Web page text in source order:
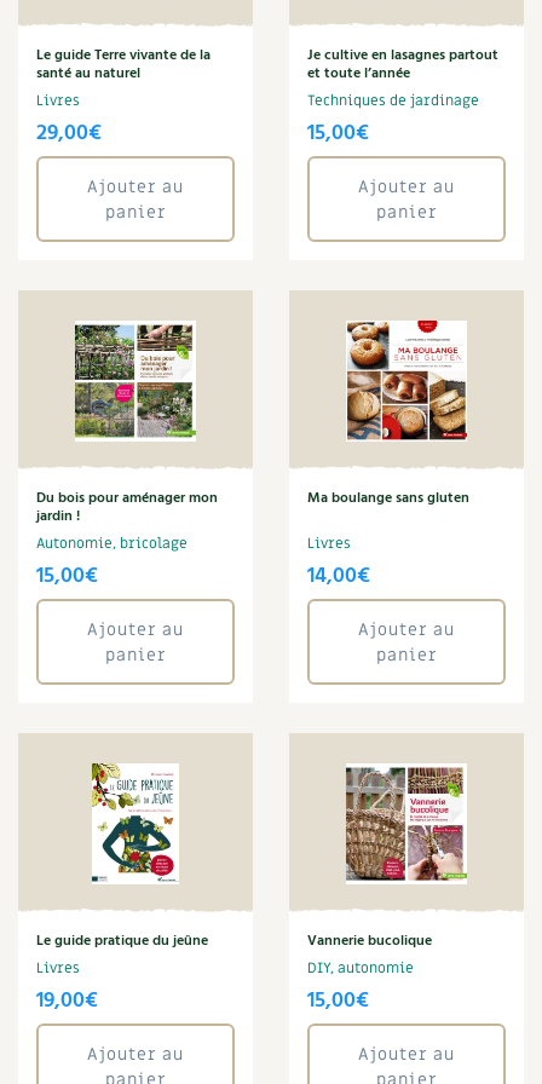
Carnets de saison
Dossier
Actualités
Secrets d’abonné
Tous au jardin ! avec Pascal
BD : La folle histoire des plantes
Amandine Geers
Aménagement jardin
Anne Denis
Arbre
Aromathérapie
Art
Autonomie
Aymeric Lazarin
Biodiversité
Blaise Leclerc
Boulange
Bricolage
Brigitte Fichaux
Brigitte Lapouge-Déjean
Cécile Baudet
Champignon
Christine Cieur
Claire Desmares-Poirrier
Claude Aubert
Claudine Luu
Climat
Compost
Conservation
David Melbeck
Denis Pépin
Enfants
Franck Janin
Graines
Guy Avril
Habitat
Jardin bio
Le guide Terre vivante de la
santé au naturel
Livres
29,00€
Ajouter au
panier
Je cultive en lasagnes partout
et toute l’année
Techniques de jardinage
15,00€
Ajouter au
panier
Du bois pour aménager mon
jardin !
Autonomie, bricolage
15,00€
Ajouter au
panier
Ma boulange sans gluten
Livres
14,00€
Ajouter au
panier
Le guide pratique du jeûne
Livres
19,00€
Ajouter au
panier
Vannerie bucolique
DIY, autonomie
15,00€
Ajouter au
panier